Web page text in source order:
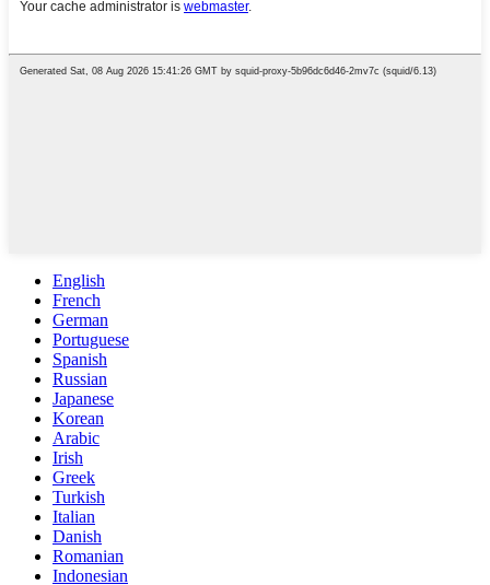
English
French
German
Portuguese
Spanish
Russian
Japanese
Korean
Arabic
Irish
Greek
Turkish
Italian
Danish
Romanian
Indonesian